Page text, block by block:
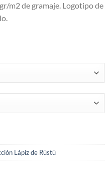
m2 de gramaje. Logotipo de
Lápiz de Rüstü